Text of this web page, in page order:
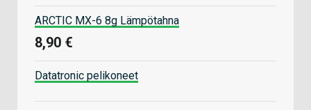
ARCTIC MX-6 8g Lämpötahna
8,90 €
Datatronic pelikoneet